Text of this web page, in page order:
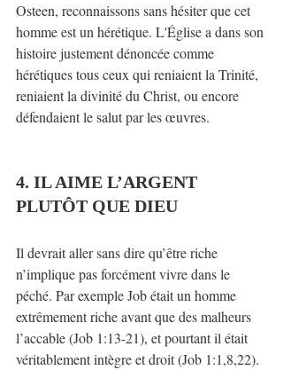
Osteen, reconnaissons sans hésiter que cet
homme est un hérétique. L'Église a dans son
histoire justement dénoncée comme
hérétiques tous ceux qui reniaient la Trinité,
reniaient la divinité du Christ, ou encore
défendaient le salut par les œuvres.
4. IL AIME L’ARGENT
PLUTÔT QUE DIEU
Il devrait aller sans dire qu’être riche
n’implique pas forcément vivre dans le
péché. Par exemple Job était un homme
extrêmement riche avant que des malheurs
l’accable (Job 1:13-21), et pourtant il était
véritablement intègre et droit (Job 1:1,8,22).